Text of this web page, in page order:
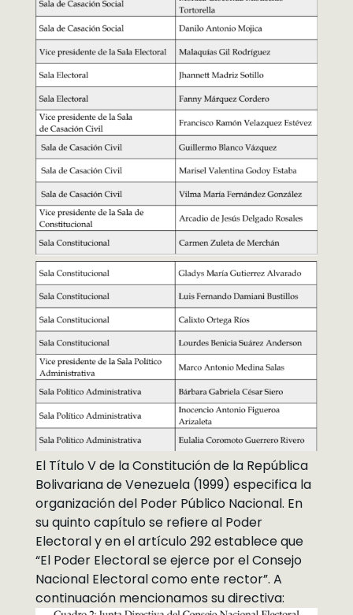
El Título V de la Constitución de la República
Bolivariana de Venezuela (1999) especifica la
organización del Poder Público Nacional. En
su quinto capítulo se refiere al Poder
Electoral y en el artículo 292 establece que
“El Poder Electoral se ejerce por el Consejo
Nacional Electoral como ente rector”. A
continuación mencionamos su directiva: